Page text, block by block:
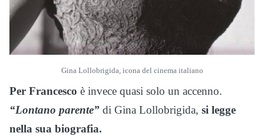
Gina Lollobrigida, icona del cinema italiano
Per Francesco è invece quasi solo un accenno.
“Lontano parente” di Gina Lollobrigida, si legge
nella sua biografia.